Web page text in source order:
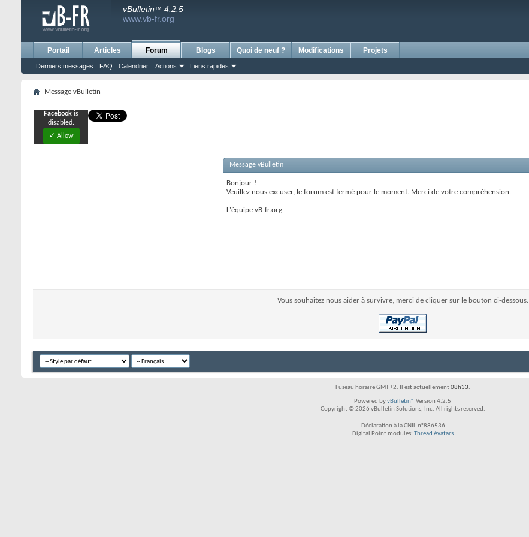
vBulletin™ 4.2.5
www.vb-fr.org
Portail Articles Forum
Derniers messages FAQ Calendrier Actions Liens rapides
Blogs Quoi de neuf ? Modifications Projets
Message vBulletin
Facebook is
disabled.
✓ Allow
Message vBulletin
Bonjour !
Veuillez nous excuser, le forum est fermé pour le moment. Merci de votre compréhension.
L'équipe vB-fr.org
Vous souhaitez nous aider à survivre, merci de cliquer sur le bouton ci-dessous.
Fuseau horaire GMT +2. Il est actuellement08h33.
Powered byvBulletin® Version 4.2.5
Copyright © 2026 vBulletin Solutions, Inc. All rights reserved.
Déclaration à la CNIL n°886536
Digital Point modules: Thread Avatars